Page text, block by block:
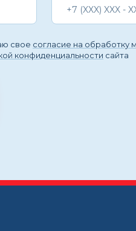
свое согласие на обработку
конфиденциальности сайта